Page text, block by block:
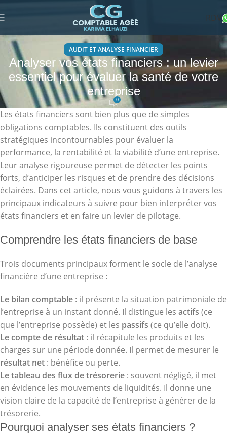
RDV
AUDIT ET ANALYSE FINANCIER
Analyser vos états financiers : un levier
essentiel pour évaluer la santé de votre
entreprise
0
Les états financiers sont bien plus que de simples
obligations comptables. Ils constituent des outils
stratégiques incontournables pour évaluer la
performance, la rentabilité et la viabilité d’une entreprise.
Leur analyse rigoureuse permet de détecter les points
forts, d’anticiper les risques et de prendre des décisions
éclairées. Dans cet article, nous vous guidons à travers les
principaux indicateurs à suivre pour bien interpréter vos
états financiers et en faire un levier de pilotage.
Comprendre les états financiers de base
Trois documents principaux forment le socle de l’analyse
financière d’une entreprise :
Le bilan comptable : il présente la situation patrimoniale de
l’entreprise à un instant donné. Il distingue les actifs (ce
que l’entreprise possède) et les passifs (ce qu’elle doit).
Le compte de résultat : il récapitule les produits et les
charges sur une période donnée. Il permet de mesurer le
résultat net : bénéfice ou perte.
Le tableau des flux de trésorerie : souvent négligé, il met
en évidence les mouvements de liquidités. Il donne une
vision claire de la capacité de l’entreprise à générer de la
trésorerie.
Pourquoi analyser ses états financiers ?